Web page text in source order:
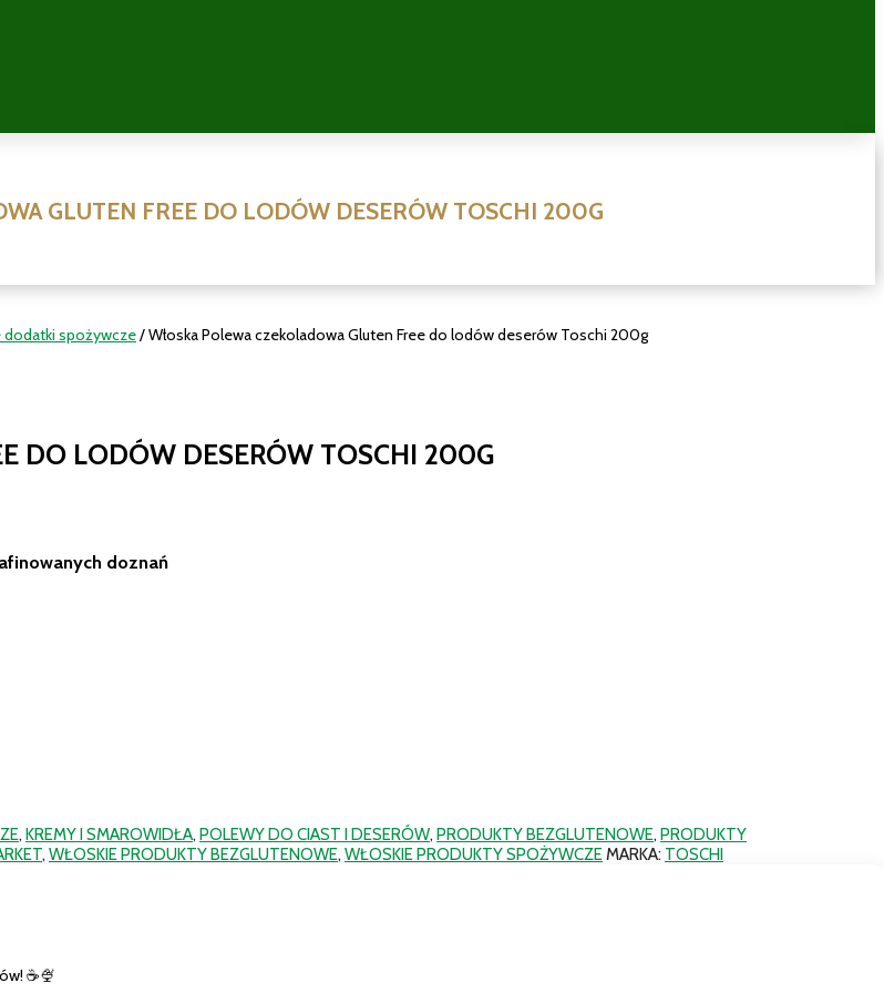
GLUTEN FREE DO LODÓW DESERÓW TOSCHI 200G
dodatki spożywcze/ Włoska Polewa czekoladowa Gluten Free do lodów deserów Toschi 200g
DO LODÓW DESERÓW TOSCHI 200G
doznań
, KREMY I SMAROWIDŁA, POLEWY DO CIAST I DESERÓW, PRODUKTY BEZGLUTENOWE, PRODUKTY
,WŁOSKIE PRODUKTY BEZGLUTENOWE,WŁOSKIE PRODUKTY SPOŻYWCZEMARKA: TOSCHI
☕🍨